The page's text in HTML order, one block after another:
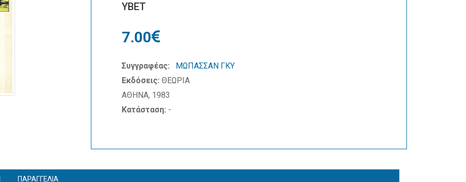
ΥΒΕΤ
7.00
Συγγραφέας:
ΜΩΠΑΣΣΑΝ ΓΚΥ
Εκδόσεις: ΘΕΩΡΙΑ
ΑΘΗΝΑ, 1983
Κατάσταση: -
ΠΑΡΑΓΓΕΛΙΑ